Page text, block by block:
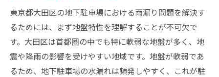
東京都大田区の地下駐車場における雨漏り問題を解決す
るためには、まず地盤特性を理解することが不可欠で
す。大田区は首都圏の中でも特に軟弱な地盤が多く、地
震や降雨の影響を受けやすい地域です。地盤が軟弱であ
るため、地下駐車場の水漏れは頻発しやすく、これが駐